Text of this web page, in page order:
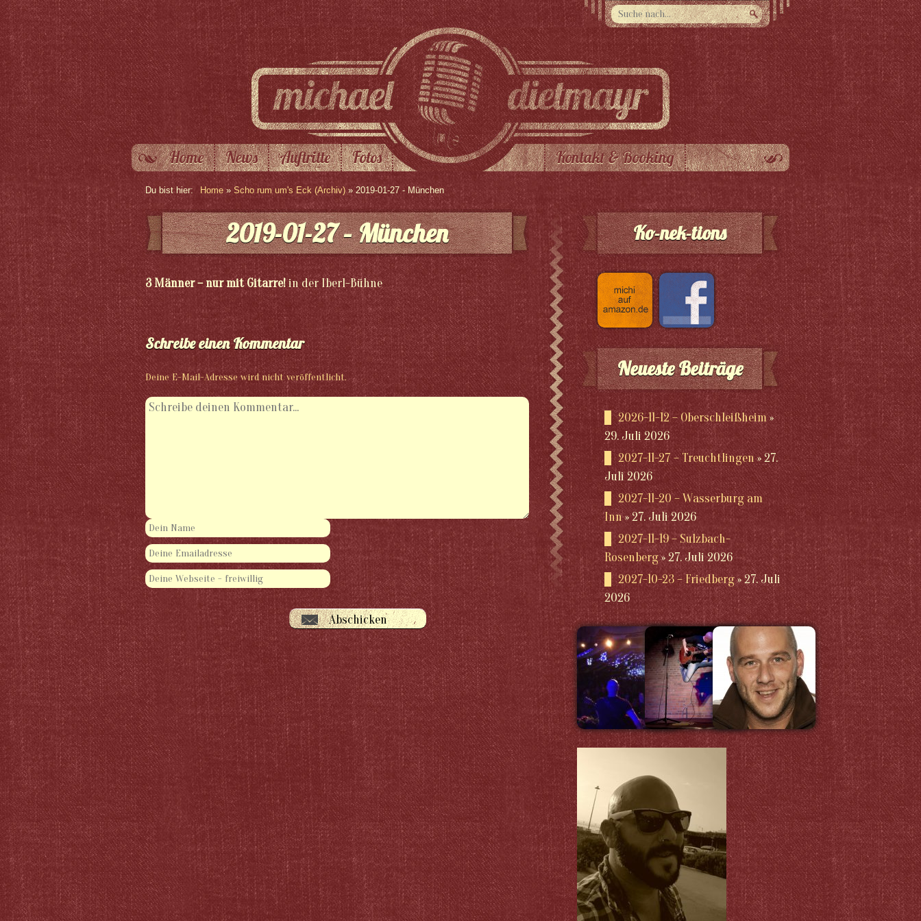
Home News Auftritte Fotos Kontakt & Booking
Du bist hier: Home» Scho rum um's Eck (Archiv)» 2019-01-27 - München
2019-01-27 – München
3 Männer – nur mit Gitarre!in der Iberl-Bühne
Schreibe einen Kommentar
Deine E-Mail-Adresse wird nicht veröffentlicht.
Ko-nek-tions
Neueste Beiträge
2026-11-12 – Oberschleißheim
29. Juli 2026
2027-11-27 – Treuchtlingen
27.
Juli 2026
2027-11-20 – Wasserburg am
Inn
27. Juli 2026
2027-11-19 – Sulzbach-
Rosenberg
27. Juli 2026
2027-10-23 – Friedberg
27. Juli
2026